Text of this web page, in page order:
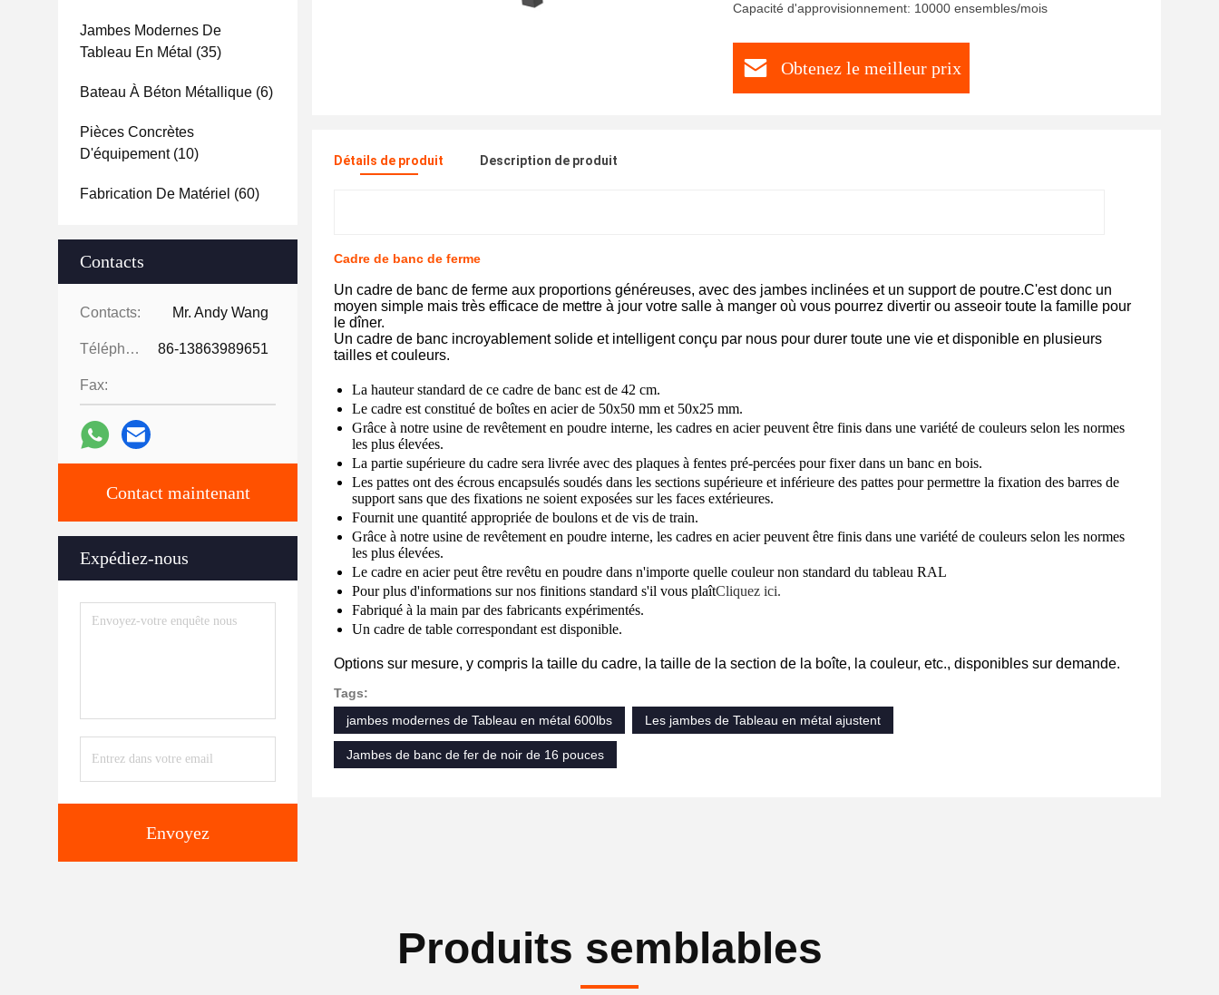
Jambes Modernes De
Tableau En Métal (35)
Bateau À Béton Métallique (6)
Pièces Concrètes
D'équipement(10)
Fabrication De Matériel (60)
Contacts
Contacts: Mr. Andy Wang
Téléphone: 86-13863989651
Fax:
Contact maintenant
Expédiez-nous
Envoyez
Capacité d'approvisionnement: 10000 ensembles/mois
Obtenez le meilleur prix
Détails de produit Description de produit
Cadre de banc de ferme
Un cadre de banc de ferme aux proportions généreuses, avec des jambes inclinées et un support de poutre.C'est donc un
moyen simple mais très efficace de mettre à jour votre salle à manger où vous pourrez divertir ou asseoir toute la famille pour
le dîner.
Un cadre de banc incroyablement solide et intelligent conçu par nous pour durer toute une vie et disponible en plusieurs
tailles et couleurs.
La hauteur standard de ce cadre de banc est de 42 cm.
Le cadre est constitué de boîtes en acier de 50x50 mm et 50x25 mm.
Grâce à notre usine de revêtement en poudre interne, les cadres en acier peuvent être finis dans une variété de couleurs selon les normes
les plus élevées.
La partie supérieure du cadre sera livrée avec des plaques à fentes pré-percées pour fixer dans un banc en bois.
Les pattes ont des écrous encapsulés soudés dans les sections supérieure et inférieure des pattes pour permettre la fixation des barres de
support sans que des fixations ne soient exposées sur les faces extérieures.
Fournit une quantité appropriée de boulons et de vis de train.
Grâce à notre usine de revêtement en poudre interne, les cadres en acier peuvent être finis dans une variété de couleurs selon les normes
les plus élevées.
Le cadre en acier peut être revêtu en poudre dans n'importe quelle couleur non standard du tableau RAL
Pour plus d'informations sur nos finitions standard s'il vous plaîtCliquez ici.
Fabriqué à la main par des fabricants expérimentés.
Un cadre de table correspondant est disponible.
Options sur mesure, y compris la taille du cadre, la taille de la section de la boîte, la couleur, etc., disponibles sur demande.
Tags:
jambes modernes de Tableau en métal 600lbs
Les jambes de Tableau en métal ajustent
Jambes de banc de fer de noir de 16 pouces
Produits semblables